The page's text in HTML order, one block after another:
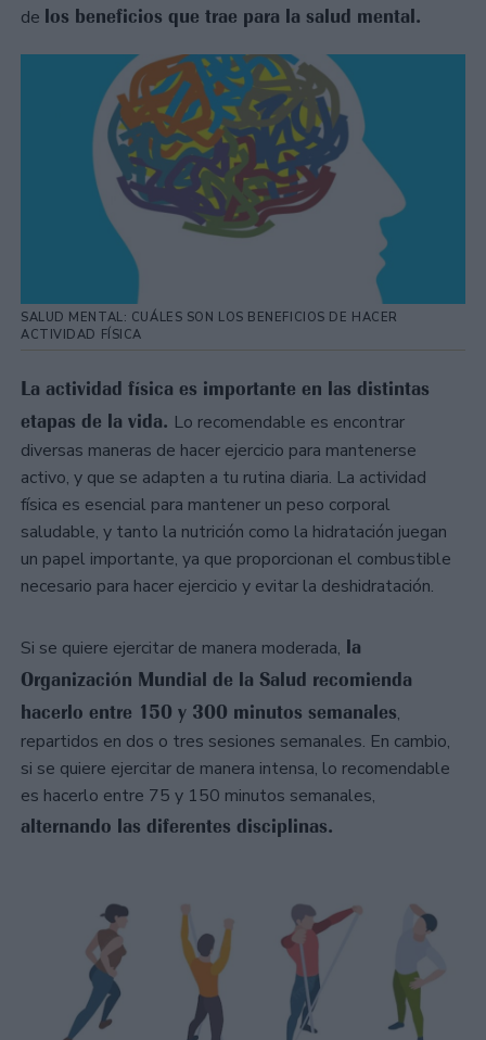
de los beneficios que trae para la salud mental.
SALUD MENTAL: CUÁLES SON LOS BENEFICIOS DE HACER
ACTIVIDAD FÍSICA
La actividad física es importante en las distintas
etapas de la vida. Lo recomendable es encontrar
diversas maneras de hacer ejercicio para mantenerse
activo, y que se adapten a tu rutina diaria. La actividad
física es esencial para mantener un peso corporal
saludable, y tanto la nutrición como la hidratación juegan
un papel importante, ya que proporcionan el combustible
necesario para hacer ejercicio y evitar la deshidratación.
Si se quiere ejercitar de manera moderada, la
Organización Mundial de la Salud recomienda
hacerlo entre 150 y 300 minutos semanales,
repartidos en dos o tres sesiones semanales. En cambio,
si se quiere ejercitar de manera intensa, lo recomendable
es hacerlo entre 75 y 150 minutos semanales,
alternando las diferentes disciplinas.